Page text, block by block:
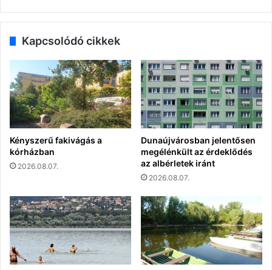
Kapcsolódó cikkek
Kényszerű fakivágás a
kórházban
2026.08.07.
Dunaújvárosban jelentősen
megélénkült az érdeklődés
az albérletek iránt
2026.08.07.